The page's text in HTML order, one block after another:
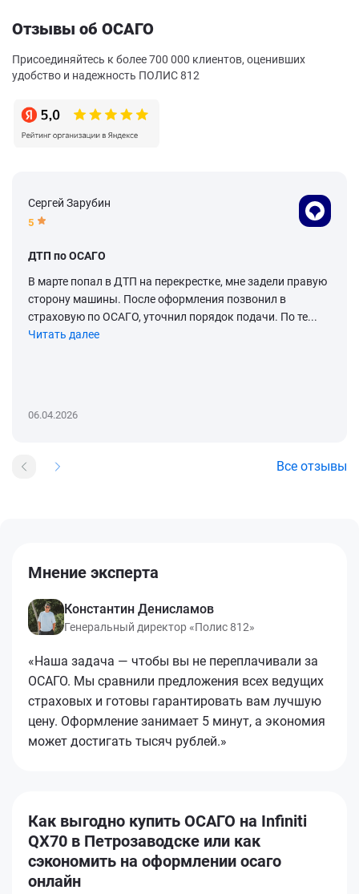
Отзывы об ОСАГО
Присоединяйтесь к более 700 000 клиентов, оценивших
удобство и надежность ПОЛИС 812
Сергей Зарубин
5
ДТП по ОСАГО
В марте попал в ДТП на перекрестке, мне задели правую
сторону машины. После оформления позвонил в
страховую по ОСАГО, уточнил порядок подачи. По те...
Читать далее
06.04.2026
Все отзывы
Мнение эксперта
Константин Денисламов
Генеральный директор «Полис 812»
«Наша задача — чтобы вы не переплачивали за
ОСАГО. Мы сравнили предложения всех ведущих
страховых и готовы гарантировать вам лучшую
цену. Оформление занимает 5 минут, а экономия
может достигать тысяч рублей.»
Как выгодно купить ОСАГО на Infiniti
QX70 в Петрозаводске или как
сэкономить на оформлении осаго
онлайн